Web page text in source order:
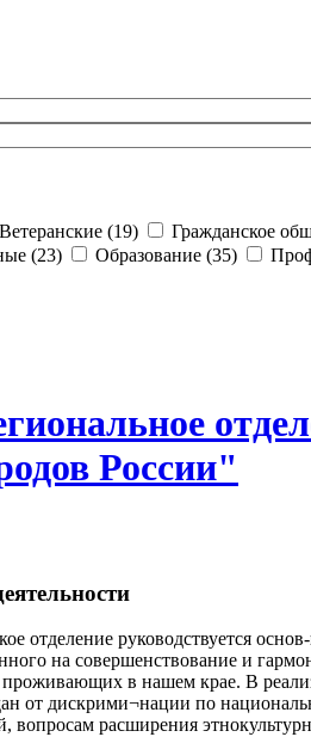
Ветеранские (19) Гражданское
(23) Образование (35)
России"
отделение руководствуется
на совершенствование и
проживающих в нашем крае. В
от дискрими¬нации по
вопросам расширения